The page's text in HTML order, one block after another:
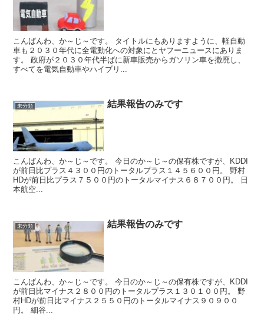
こんばんわ、か～じ～です。 タイトルにもありますように、軽自動
車も２０３０年代に全電動化への対象にとヤフーニュースにありま
す。 政府が２０３０年代半ばに新車販売からガソリン車を撤廃し、
すべてを電気自動車やハイブリ...
未分類 結果報告のみです
こんばんわ、か～じ～です。 今日のか～じ～の保有株ですが、KDDI
が前日比プラス４３００円のトータルプラス１４５６００円。 野村
HDが前日比プラス７５００円のトータルマイナス６８７００円。 日
本航空...
未分類 結果報告のみです
こんばんわ、か～じ～です。 今日のか～じ～の保有株ですが、KDDI
が前日比マイナス２８００円のトータルプラス１３０１００円。 野
村HDが前日比マイナス２５５０円のトータルマイナス９０９００
円。 細谷...